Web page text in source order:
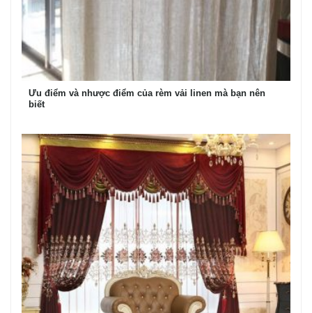
Ưu điểm và nhược điểm của rèm vải linen mà bạn nên
biết